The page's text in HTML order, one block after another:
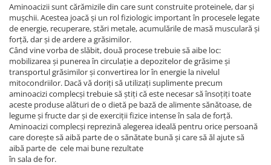
Aminoacizii sunt cărămizile din care sunt construite proteinele, dar și
mușchii. Acestea joacă și un rol fiziologic important în procesele legate
de energie, recuperare, stări metale, acumulările de masă musculară și
forță, dar și de ardere a grăsimilor.
Când vine vorba de slăbit, două procese trebuie să aibe loc:
mobilizarea și punerea în circulație a depozitelor de grăsime și
transportul grăsimilor și convertirea lor în energie la nivelul
mitocondriilor. Dacă vă doriți să utilizați suplimente precum
aminoacizi complecși trebuie să știți că este necesar să însoțiți toate
aceste produse alături de o dietă pe bază de alimente sănătoase, de
legume și fructe dar și de exerciții fizice intense în sala de forță.
Aminoacizi complecși reprezină alegerea ideală pentru orice persoană
care dorește să aibă parte de o sănătate bună și care să ăl ajute să
aibă parte de cele mai bune rezultate
în sala de for.